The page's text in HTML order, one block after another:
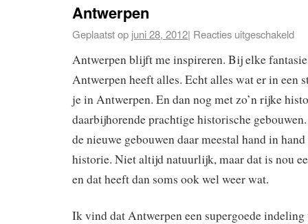
Antwerpen
Geplaatst op juni 28, 2012| Reacties uitgeschakeld
Antwerpen blijft me inspireren. Bij elke
Antwerpen heeft alles. Echt alles wat er in een
je in Antwerpen. En dan nog met zo’n rijke
daarbijhorende prachtige historische
de nieuwe gebouwen daar meestal hand in
historie. Niet altijd natuurlijk, maar dat is nou
en dat heeft dan soms ook wel weer wat.
Ik vind dat Antwerpen een supergoede